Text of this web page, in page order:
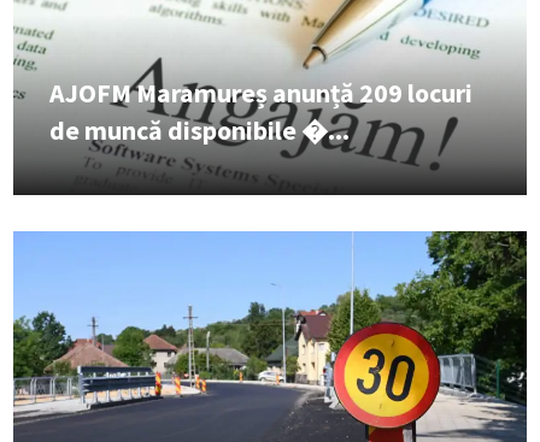
AJOFM Maramureș anunță 209 locuri
de muncă disponibile �...